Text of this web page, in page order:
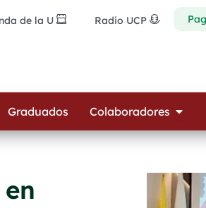
de la U Radio UCP
Estudiantes
Graduados Colaboradores